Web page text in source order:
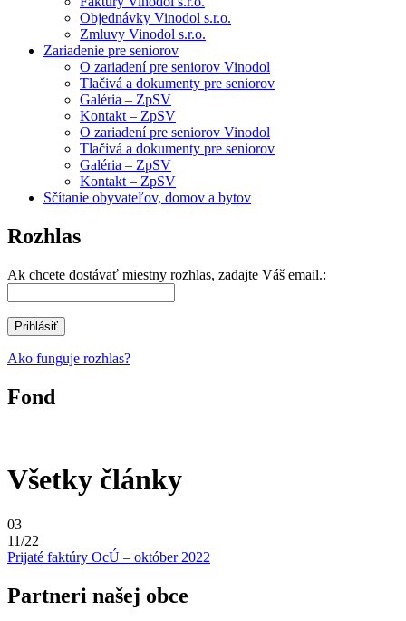
Objednávky Vinodol s.r.o.
Zmluvy Vinodol s.r.o.
Zariadenie pre seniorov
O zariadení pre seniorov Vinodol
Tlačivá a dokumenty pre seniorov
Galéria – ZpSV
Kontakt – ZpSV
O zariadení pre seniorov Vinodol
Tlačivá a dokumenty pre seniorov
Galéria – ZpSV
Kontakt – ZpSV
Sčítanie obyvateľov, domov a bytov
Rozhlas
Ak chcete dostávať miestny rozhlas, zadajte Váš email.:
Ako funguje rozhlas?
Fond
Všetky články
03
11/22
Prijaté faktúry OcÚ – október 2022
Partneri našej obce